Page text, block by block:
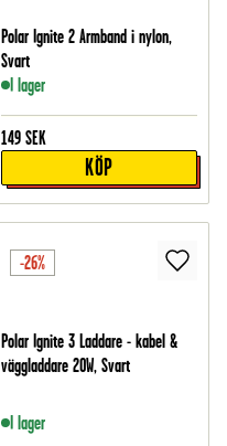
Polar Ignite 2 Armband i nylon,
Svart
I lager
149 SEK
KÖP
-26%
Polar Ignite 3 Laddare - kabel &
väggladdare 20W, Svart
I lager